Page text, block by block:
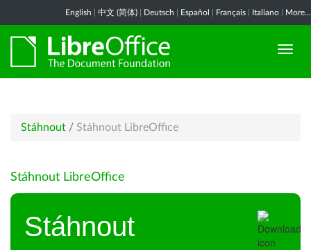
English 中文 (简体) Deutsch Español Français Italiano More...
Stáhnout / Stáhnout LibreOffice
Stáhnout LibreOffice
Stáhnout